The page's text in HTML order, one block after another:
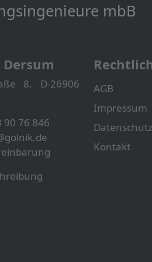
mbB
8, D-26906
90 76 846
AGB
Impressum
Datenschutz
Kontakt